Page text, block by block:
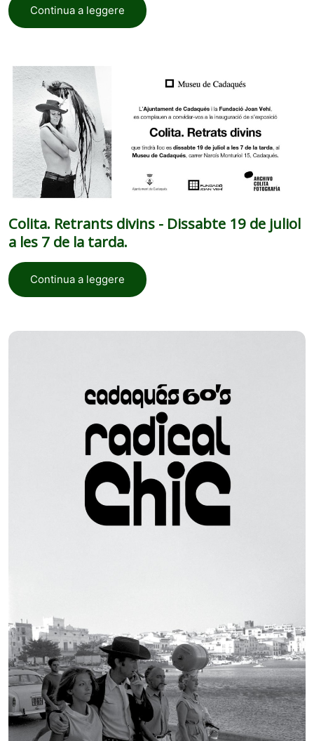
Continua a leggere
Colita. Retrants divins - Dissabte 19 de juliol
a les 7 de la tarda.
Continua a leggere